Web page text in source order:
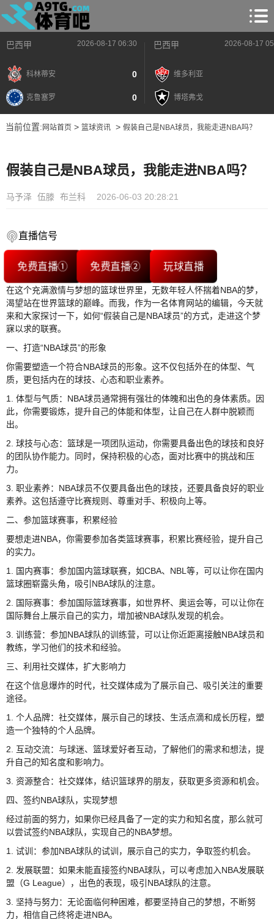
巴西甲 2026-08-17 06:30
科林蒂安 0
克鲁塞罗 0
巴西甲 2026-08-17
维多利亚
博塔弗戈
当前位置: 网站首页> 篮球资讯> 假装自己是NBA球员，我能走进NBA吗？
假装自己是NBA球员，我能走进NBA吗？
马予泽 伍滕 布兰科 2026-06-03 20:28:21
直播信号
免费直播① 免费直播② 玩球直播
在这个充满激情与梦想的篮球世界里，无数年轻人怀揣着NBA的梦，
渴望站在世界篮球的巅峰。而我，作为一名体育网站的编辑，今天就
来和大家探讨一下，如何“假装自己是NBA球员”的方式，走进这个梦
寐以求的联赛。
一、打造“NBA球员”的形象
你需要塑造一个符合NBA球员的形象。这不仅包括外在的体型、气
质，更包括内在的球技、心态和职业素养。
1. 体型与气质：NBA球员通常拥有强壮的体魄和出色的身体素质。因
此，你需要锻炼，提升自己的体能和体型，让自己在人群中脱颖而
出。
2. 球技与心态：篮球是一项团队运动，你需要具备出色的球技和良好
的团队协作能力。同时，保持积极的心态，面对比赛中的挑战和压
力。
3. 职业素养：NBA球员不仅要具备出色的球技，还要具备良好的职业
素养。这包括遵守比赛规则、尊重对手、积极向上等。
二、参加篮球赛事，积累经验
要想走进NBA，你需要参加各类篮球赛事，积累比赛经验，提升自己
的实力。
1. 国内赛事：参加国内篮球联赛，如CBA、NBL等，可以让你在国内
篮球圈崭露头角，吸引NBA球队的注意。
2. 国际赛事：参加国际篮球赛事，如世界杯、奥运会等，可以让你在
国际舞台上展示自己的实力，增加被NBA球队发现的机会。
3. 训练营：参加NBA球队的训练营，可以让你近距离接触NBA球员和
教练，学习他们的技术和经验。
三、利用社交媒体，扩大影响力
在这个信息爆炸的时代，社交媒体成为了展示自己、吸引关注的重要
途径。
1. 个人品牌：社交媒体，展示自己的球技、生活点滴和成长历程，塑
造一个独特的个人品牌。
2. 互动交流：与球迷、篮球爱好者互动，了解他们的需求和想法，提
升自己的知名度和影响力。
3. 资源整合：社交媒体，结识篮球界的朋友，获取更多资源和机会。
四、签约NBA球队，实现梦想
经过前面的努力，如果你已经具备了一定的实力和知名度，那么就可
以尝试签约NBA球队，实现自己的NBA梦想。
1. 试训：参加NBA球队的试训，展示自己的实力，争取签约机会。
2. 发展联盟：如果未能直接签约NBA球队，可以考虑加入NBA发展联
盟（G League），出色的表现，吸引NBA球队的注意。
3. 坚持与努力：无论面临何种困难，都要坚持自己的梦想，不断努
力，相信自己终将走进NBA。